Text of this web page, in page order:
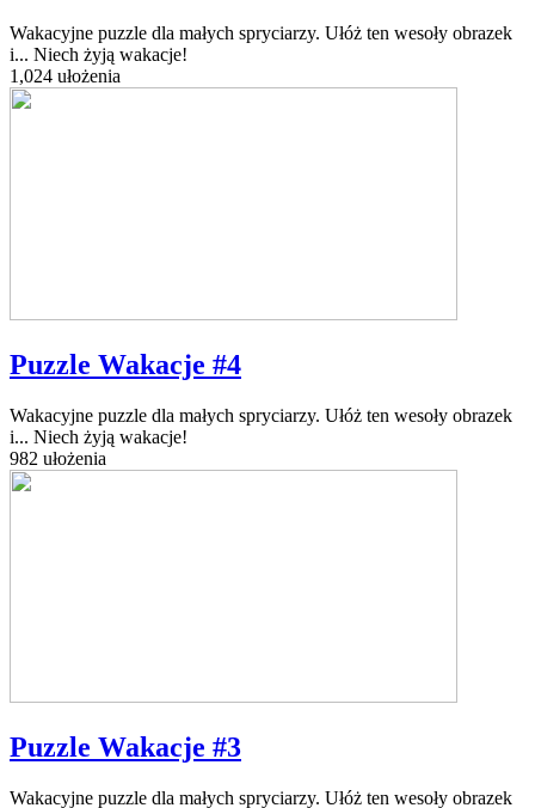
Wakacyjne puzzle dla małych spryciarzy. Ułóż ten wesoły obrazek
i... Niech żyją wakacje!
1,024 ułożenia
Puzzle Wakacje #4
Wakacyjne puzzle dla małych spryciarzy. Ułóż ten wesoły obrazek
i... Niech żyją wakacje!
982 ułożenia
Puzzle Wakacje #3
Wakacyjne puzzle dla małych spryciarzy. Ułóż ten wesoły obrazek